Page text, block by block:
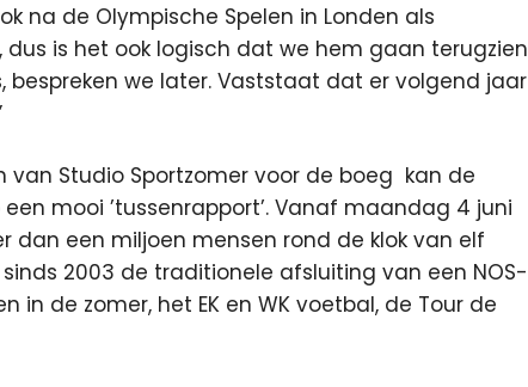
na de Olympische Spelen in Londen als
dus is het ook logisch dat we hem gaan terugzien
bespreken we later. Vaststaat dat er volgend jaar
van Studio Sportzomer voor de boeg kan de
mooi ’tussenrapport’. Vanaf maandag 4 juni
een miljoen mensen rond de klok van elf
2003 de traditionele afsluiting van een NOS-
de zomer, het EK en WK voetbal, de Tour de